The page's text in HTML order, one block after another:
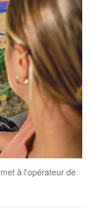
à l'opérateur de